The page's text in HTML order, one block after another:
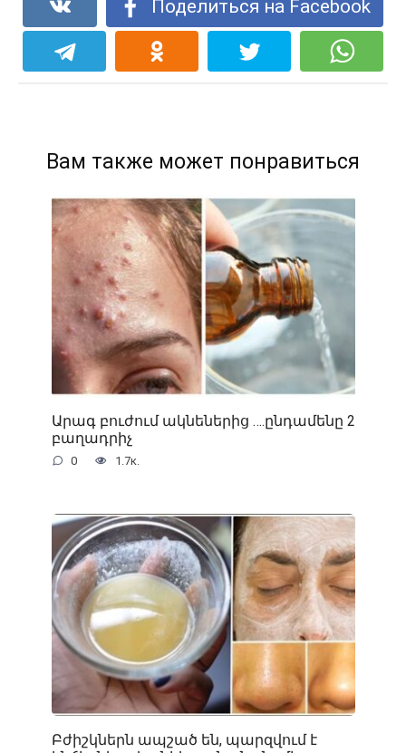
Поделиться на Facebook
Вам также может понравиться
Արագ բուժում ակնեներից ….ընդամենը 2
բաղադրիչ
0 1.7к.
Բժիշկներն ապշած են, պարզվում է